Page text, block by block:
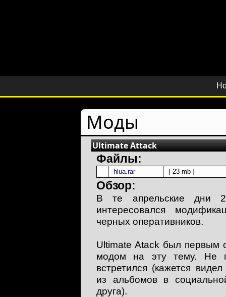
Моды
Ultimate Attack
Файлы:
hlua.rar [ 23 mb ]
Обзор:
В те апрельские дни
интересовался
черных оперативников.
Ultimate Atack был
модом на эту тему. Не
встретился (кажется
из альбомов в
друга).